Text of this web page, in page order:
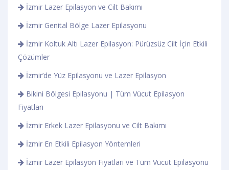
İzmir Lazer Epilasyon ve Cilt Bakımı
İzmir Genital Bölge Lazer Epilasyonu
İzmir Koltuk Altı Lazer Epilasyon: Pürüzsüz Cilt İçin Etkili
Çözümler
İzmir’de Yüz Epilasyonu ve Lazer Epilasyon
Bikini Bölgesi Epilasyonu | Tüm Vücut Epilasyon
Fiyatları
İzmir Erkek Lazer Epilasyonu ve Cilt Bakımı
İzmir En Etkili Epilasyon Yöntemleri
İzmir Lazer Epilasyon Fiyatları ve Tüm Vücut Epilasyonu